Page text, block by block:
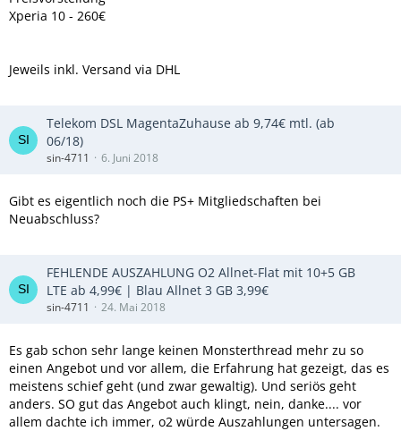
Xperia 10 - 260€
Jeweils inkl. Versand via DHL
Telekom DSL MagentaZuhause ab 9,74€ mtl. (ab
06/18)
sin-4711 6. Juni 2018
Gibt es eigentlich noch die PS+ Mitgliedschaften bei
Neuabschluss?
FEHLENDE AUSZAHLUNG O2 Allnet-Flat mit 10+5 GB
LTE ab 4,99€ | Blau Allnet 3 GB 3,99€
sin-4711 24. Mai 2018
Es gab schon sehr lange keinen Monsterthread mehr zu so
einen Angebot und vor allem, die Erfahrung hat gezeigt, das es
meistens schief geht (und zwar gewaltig). Und seriös geht
anders. SO gut das Angebot auch klingt, nein, danke.... vor
allem dachte ich immer, o2 würde Auszahlungen untersagen.